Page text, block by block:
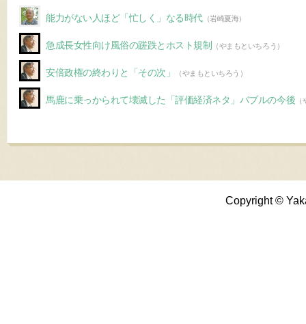
能力がない人ほど「忙しく」なる時代（岩崎夏海）
急成長女性向け風俗の蹉跌とホスト規制 （やまもといちろう）
安倍政権の終わりと「その次」 （やまもといちろう）
馬鹿に乗っかられて壊滅した「評価経済ネタ」バブルの今後
Copyright ©